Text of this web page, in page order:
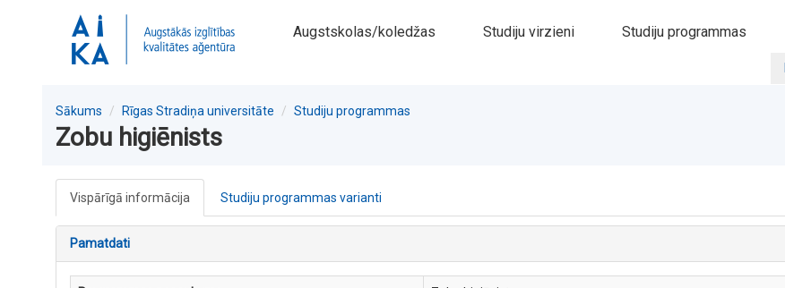
Augstskolas/koledžas Studiju virzieni Studiju programmas
Sākums Rīgas Stradiņa universitāte Studiju programmas
Zobu higiēnists
Vispārīgā informācija Studiju programmas varianti
Pamatdati